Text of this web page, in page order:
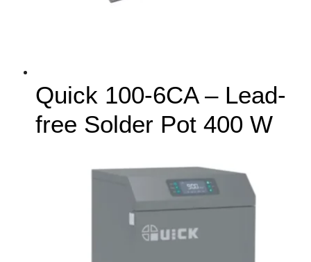
Quick 100-6CA – Lead-
free Solder Pot 400 W